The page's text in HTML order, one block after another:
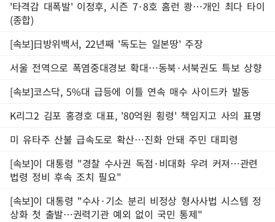
'타격감 대폭발' 이정후, 시즌 7·8호 홈런 쾅…개인 최다 타이
(종합)
[속보]日방위백서, 22년째 '독도는 일본땅' 주장
서울 전역으로 폭염중대경보 확대…동북·서북권도 특보 상향
[속보]코스닥, 5%대 급등에 이틀 연속 매수 사이드카 발동
K리그2 김포 홍경호 대표, '80억원 횡령' 책임지고 사의 표명
미 유타주 산불 급속도로 확산…진화 안돼 주민 대피령
[속보]이 대통령 "경찰 수사권 독점·비대화 우려 커져…관련
법령 정비 후속 조치 필요"
[속보]이 대통령 "수사·기소 분리 비정상 형사사법 시스템 정
상화 첫 출발…권력기관 예외 없이 국민 통제"